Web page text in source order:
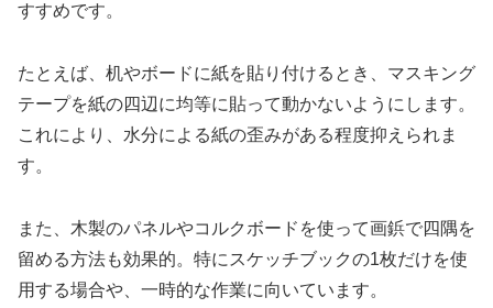
すすめです。
たとえば、机やボードに紙を貼り付けるとき、マスキング
テープを紙の四辺に均等に貼って動かないようにします。
これにより、水分による紙の歪みがある程度抑えられま
す。
また、木製のパネルやコルクボードを使って画鋲で四隅を
留める方法も効果的。特にスケッチブックの1枚だけを使
用する場合や、一時的な作業に向いています。